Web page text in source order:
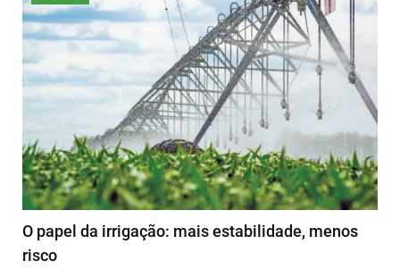
O papel da irrigação: mais estabilidade, menos
risco